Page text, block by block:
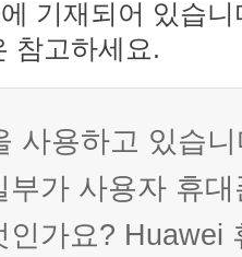
기재되어 있습
참고하세요.
사용하고 있습
부가 사용자 휴
인가요? Huawei